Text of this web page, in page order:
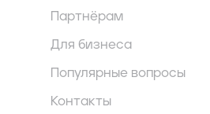
Партнёрам
Для бизнеса
Популярные вопросы
Контакты